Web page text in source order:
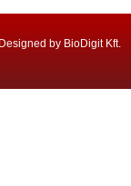
by BioDigit Kft.